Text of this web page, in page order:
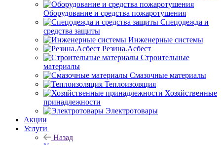
Оборудование и средства пожаротушения
Спецодежда и
средства защиты
Инженерные системы
Резина.Асбест
Строительные
материалы
Смазочные материалы
Теплоизоляция
Хозяйственные
принадлежности
Электротовары
Акции
Услуги
Назад